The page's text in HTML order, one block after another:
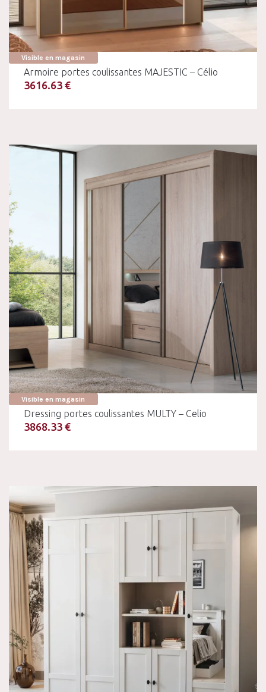
Visible en magasin
Armoire portes coulissantes MAJESTIC – Célio
3616.63 €
Visible en magasin
Dressing portes coulissantes MULTY – Celio
3868.33 €